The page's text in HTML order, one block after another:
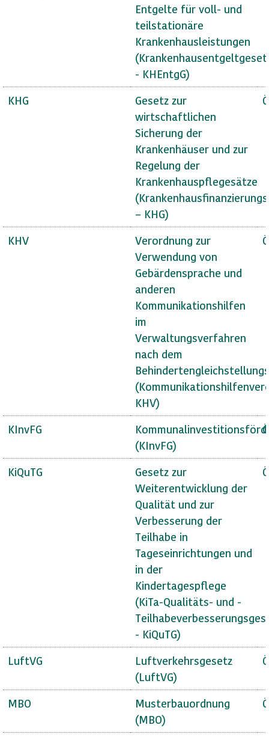
Entgelte für voll- und
teilstationäre
Krankenhausleistungen
- KHEntgG)
KHG
Gesetz zur
wirtschaftlichen
Sicherung der
Krankenhäuser und zur
Regelung der
Krankenhauspflegesätze
– KHG)
KHV
Verordnung zur
Verwendung von
Gebärdensprache und
anderen
Kommunikationshilfen
im
Verwaltungsverfahren
nach dem
KHV)
KInvFG
(KInvFG)
KiQuTG
Gesetz zur
Weiterentwicklung der
Qualität und zur
Verbesserung der
Teilhabe in
Tageseinrichtungen und
in der
Kindertagespflege
(KiTa-Qualitäts- und -
- KiQuTG)
LuftVG
Luftverkehrsgesetz
(LuftVG)
MBO
Musterbauordnung
(MBO)